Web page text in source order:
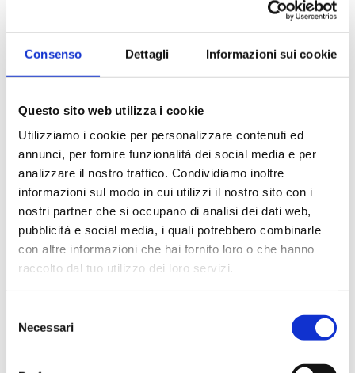
Consenso Dettagli Informazioni sui cookie
Questo sito web utilizza i cookie
Utilizziamo i cookie per personalizzare contenuti ed
annunci, per fornire funzionalità dei social media e per
analizzare il nostro traffico. Condividiamo inoltre
informazioni sul modo in cui utilizzi il nostro sito con i
nostri partner che si occupano di analisi dei dati web,
pubblicità e social media, i quali potrebbero combinarle
con altre informazioni che hai fornito loro o che hanno
raccolto dal tuo utilizzo dei loro servizi.
delNecessari
Richiesta